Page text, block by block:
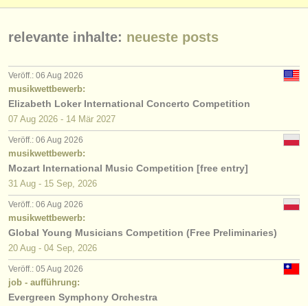
relevante inhalte: neueste posts
Veröff.: 06 Aug 2026
musikwettbewerb:
Elizabeth Loker International Concerto Competition
07 Aug 2026 - 14 Mär 2027
Veröff.: 06 Aug 2026
musikwettbewerb:
Mozart International Music Competition [free entry]
31 Aug - 15 Sep, 2026
Veröff.: 06 Aug 2026
musikwettbewerb:
Global Young Musicians Competition (Free Preliminaries)
20 Aug - 04 Sep, 2026
Veröff.: 05 Aug 2026
job - aufführung:
Evergreen Symphony Orchestra